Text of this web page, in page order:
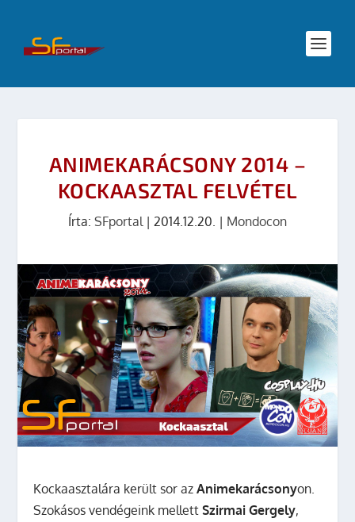
ANIMEKARÁCSONY 2014 –
KOCKAASZTAL FELVÉTEL
Írta: SFportal| 2014.12.20. | Mondocon
Kockaasztalára került sor azAnimekarácsonyon.
Szokásos vendégeink mellettSzirmai Gergely,